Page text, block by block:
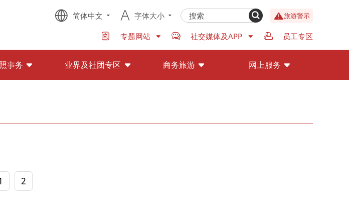
简体中文 字体大小 旅游警示
专题网站 社交媒体及APP 员工专区
事务 业界及社团专区 商务旅游 网上服务
2